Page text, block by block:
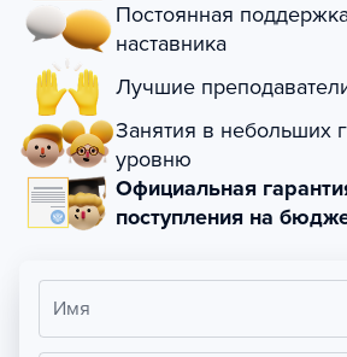
Постоянная
наставника
Лучшие
Занятия в небольших
уровню
Официальная
поступления на
Имя